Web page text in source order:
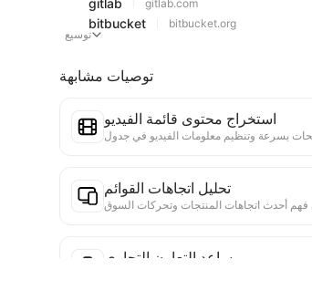
gitlab gitlab.com
bitbucket
bitbucket.org
توسيع
توصيات مشابهة
استخراج محتوى قائمة الفيديو
تحليل اتجاهات القوائم
مساعد التعاون التجاري